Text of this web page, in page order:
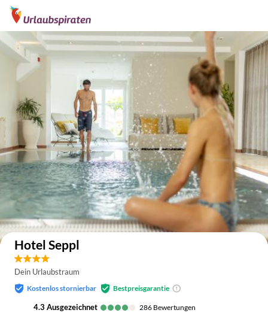
Auf der Karte anzeigen
Hotel Seppl
Dein Urlaubstraum
Kostenlos stornierbar Bestpreisgarantie
4.3 ausgezeichnet 286 Bewertungen